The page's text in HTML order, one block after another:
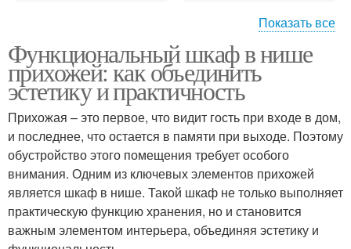
Размеры для шкафа Шкаф для ниши
Офисные шкафы Шкафы для одежды
Шкаф в спальню Распашной шкаф
Показать все
Функциональный шкаф в нише
прихожей: как объединить
эстетику и практичность
Прихожая – это первое, что видит гость при входе в дом,
и последнее, что остается в памяти при выходе. Поэтому
обустройство этого помещения требует особого
внимания. Одним из ключевых элементов прихожей
является шкаф в нише. Такой шкаф не только выполняет
практическую функцию хранения, но и становится
важным элементом интерьера, объединяя эстетику и